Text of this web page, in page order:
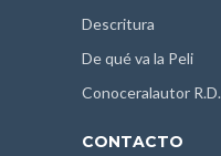
Descritura
De qué va la Peli
Conoceralautor R.D.
CONTACTO